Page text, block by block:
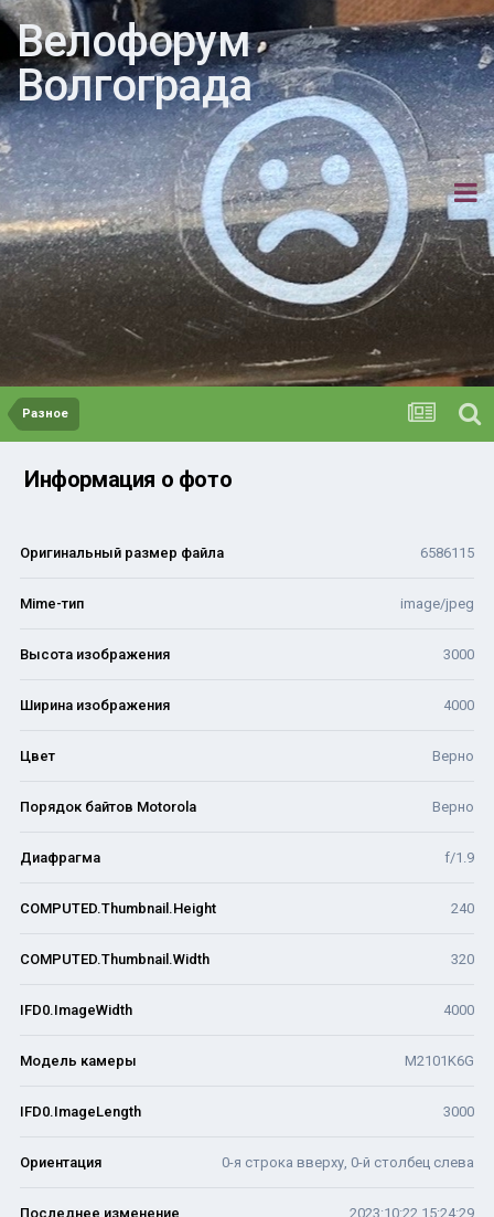
Велофорум
Волгограда
Разное
Информация о фото
Оригинальный размер файла 6586115
Mime-тип image/jpeg
Высота изображения 3000
Ширина изображения 4000
Цвет Верно
Порядок байтов Motorola Верно
Диафрагма f/1.9
COMPUTED.Thumbnail.Height 240
COMPUTED.Thumbnail.Width 320
IFD0.ImageWidth 4000
Модель камеры M2101K6G
IFD0.ImageLength 3000
Ориентация 0-я строка вверху, 0-й столбец слева
Последнее изменение 2023:10:22 15:24:29